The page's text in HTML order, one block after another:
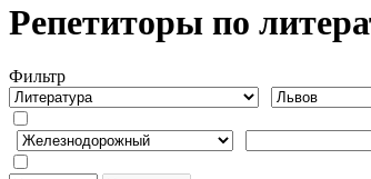
Репетиторы по
Фильтр